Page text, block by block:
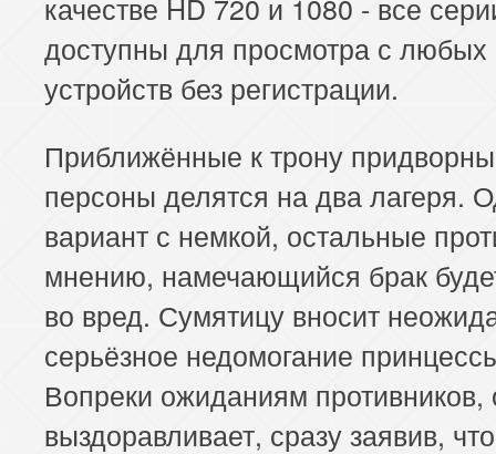
доступны для просмотра с любых
устройств без регистрации.
Приближённые к трону
персоны делятся на два лагеря.
вариант с немкой, остальные
мнению, намечающийся брак
во вред. Сумятицу вносит
серьёзное недомогание
Вопреки ожиданиям противников,
выздоравливает, сразу заявив, что